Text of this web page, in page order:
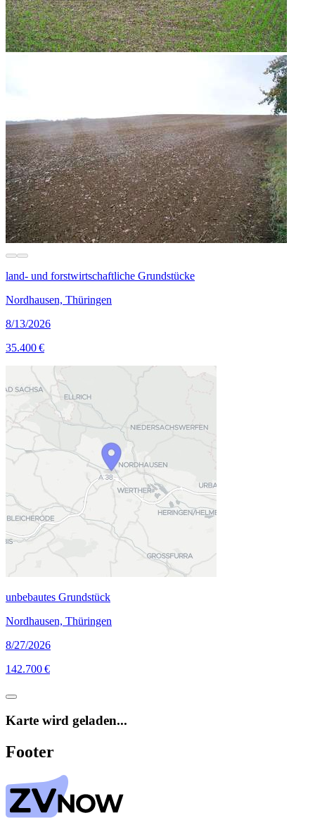
land- und forstwirtschaftliche Grundstücke
Nordhausen, Thüringen
8/13/2026
35.400 €
unbebautes Grundstück
Nordhausen, Thüringen
8/27/2026
142.700 €
Karte wird geladen...
Footer